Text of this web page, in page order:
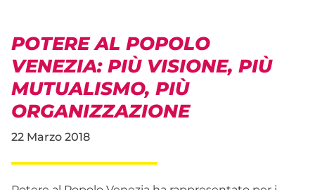
POTERE AL POPOLO
VENEZIA: PIÙ VISIONE, PIÙ
MUTUALISMO, PIÙ
ORGANIZZAZIONE
22 Marzo 2018